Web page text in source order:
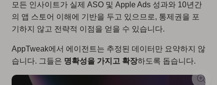
모든 인사이트가 실제 ASO 및 Apple Ads 성과와 10년간
의 앱 스토어 이해에 기반을 두고 있으므로, 통제권을 포
기하지 않고 전략적 이점을 얻을 수 있습니다.
AppTweak에서 에이전트는 추정된 데이터만 요약하지 않
습니다. 그들은 명확성을 가지고 확장하도록 돕습니다.